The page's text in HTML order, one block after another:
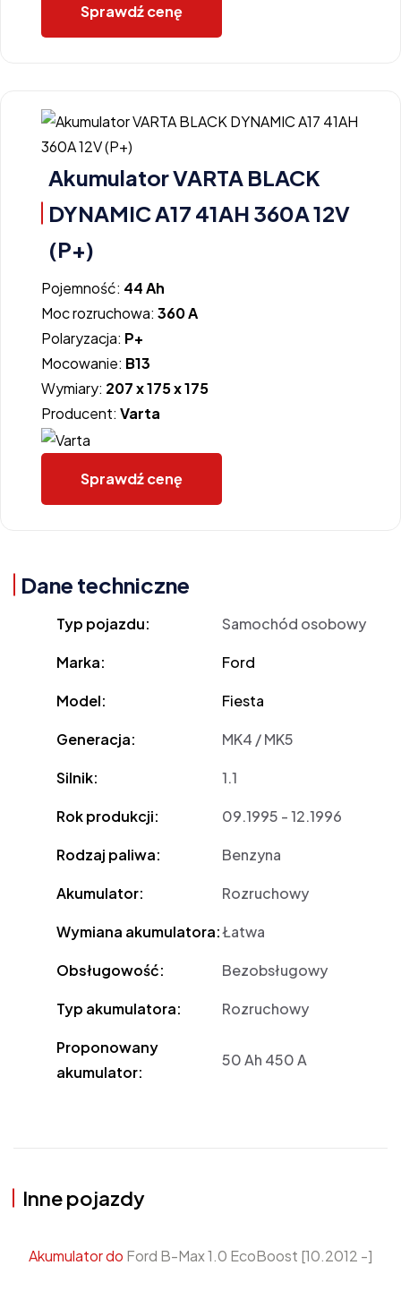
Sprawdź cenę
Akumulator VARTA BLACK
DYNAMIC A17 41AH 360A 12V
(P+)
Pojemność: 44 Ah
Moc rozruchowa: 360 A
Polaryzacja: P+
Mocowanie: B13
Wymiary: 207 x 175 x 175
Producent: Varta
Sprawdź cenę
Dane techniczne
Typ pojazdu: Samochód osobowy
Marka: Ford
Model: Fiesta
Generacja: MK4 / MK5
Silnik: 1.1
Rok produkcji: 09.1995 - 12.1996
Rodzaj paliwa: Benzyna
Akumulator: Rozruchowy
Wymiana akumulatora:Łatwa
Obsługowość: Bezobsługowy
Typ akumulatora: Rozruchowy
Proponowany
akumulator:
50 Ah 450 A
Inne pojazdy
Akumulator do Ford B-Max 1.0 EcoBoost [10.2012 -]